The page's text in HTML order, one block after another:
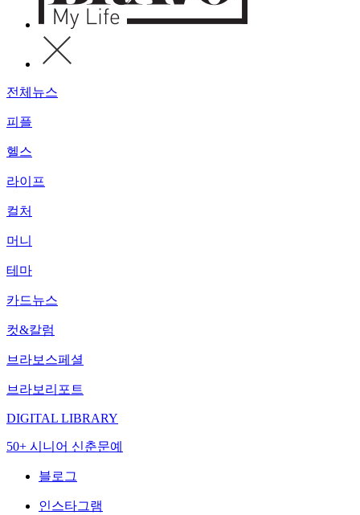
전체뉴스
피플
헬스
라이프
컬처
머니
테마
카드뉴스
컷&칼럼
브라보스페셜
브라보리포트
DIGITAL LIBRARY
50+ 시니어 신춘문예
블로그
인스타그램